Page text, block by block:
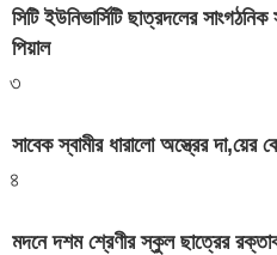
সিটি ইউনিভার্সিটি ছাত্রদলের
পিয়াল
৩
সাবেক স্বামীর ধারালো অস্ত্রের
৪
মদনে দশম শ্রেণীর স্কুল ছাত্রের